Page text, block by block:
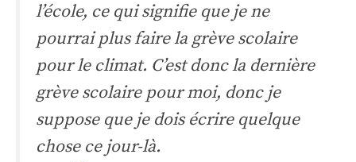
l’école, ce qui signifie que je ne
pourrai plus faire la grève scolaire
pour le climat. C’est donc la dernière
grève scolaire pour moi, donc je
suppose que je dois écrire quelque
chose ce jour-là.